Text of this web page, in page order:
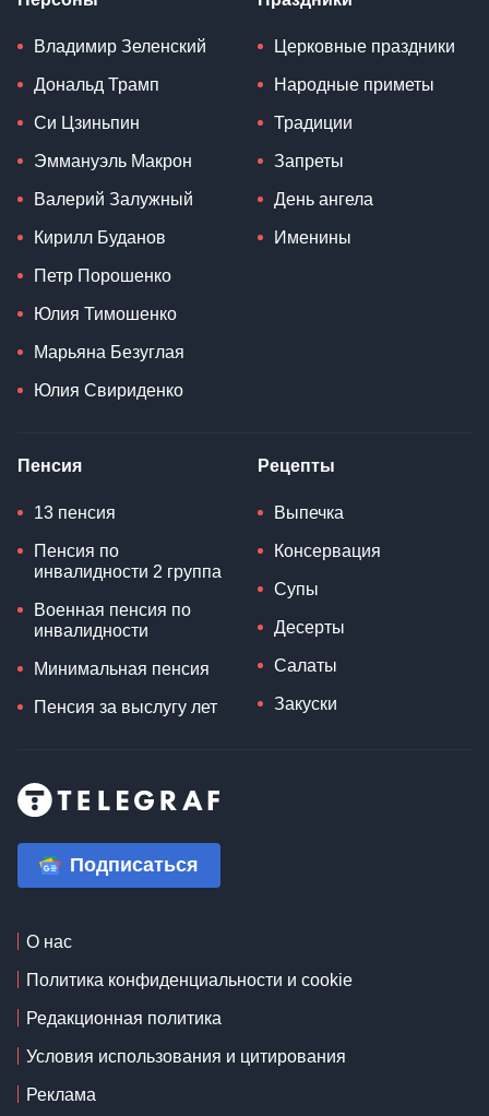
Владимир Зеленский
Дональд Трамп
Си Цзиньпин
Эммануэль Макрон
Валерий Залужный
Кирилл Буданов
Петр Порошенко
Юлия Тимошенко
Марьяна Безуглая
Юлия Свириденко
Церковные праздники
Народные приметы
Традиции
Запреты
День ангела
Именины
Пенсия
13 пенсия
Пенсия по
инвалидности 2 группа
Военная пенсия по
инвалидности
Минимальная пенсия
Пенсия за выслугу лет
Рецепты
Выпечка
Консервация
Супы
Десерты
Салаты
Закуски
Подписаться
О нас
Политика конфиденциальности и cookie
Редакционная политика
Условия использования и цитирования
Реклама